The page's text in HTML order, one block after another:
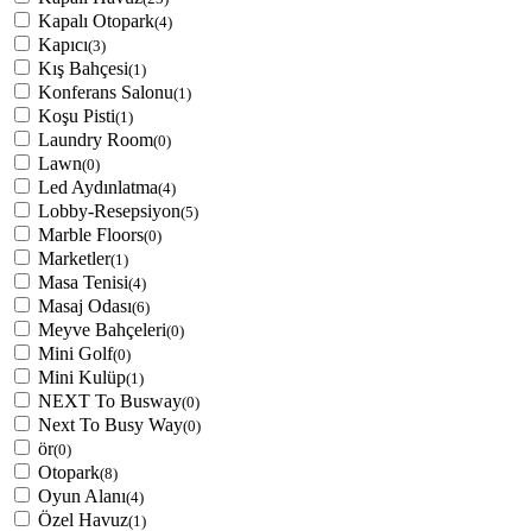
Kapalı Otopark(4)
Kapıcı(3)
Kış Bahçesi(1)
Konferans Salonu(1)
Koşu Pisti(1)
Laundry Room(0)
Lawn(0)
Led Aydınlatma(4)
Lobby-Resepsiyon(5)
Marble Floors(0)
Marketler(1)
Masa Tenisi(4)
Masaj Odası(6)
Meyve Bahçeleri(0)
Mini Golf(0)
Mini Kulüp(1)
NEXT To Busway(0)
Next To Busy Way(0)
ör(0)
Otopark(8)
Oyun Alanı(4)
Özel Havuz(1)